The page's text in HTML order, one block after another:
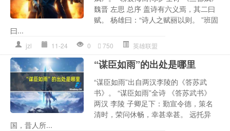
魏晋 左思 总序 盖诗有六义焉，其二曰
赋。 杨雄曰：“诗人之赋丽以则。 ”班固
曰...
jzl 11-24 0 750 英雄联盟
“谋臣如雨”的出处是哪里
“谋臣如雨”出自两汉李陵的《答苏武
书》。 “谋臣如雨”全诗 《答苏武书》
两汉 李陵 子卿足下：勤宣令德，策名
清时，荣问休畅，幸甚幸甚。 远托异
国，昔人所...